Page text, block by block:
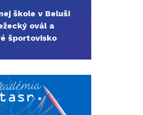
škole v Beluši
ovál a
športovisko